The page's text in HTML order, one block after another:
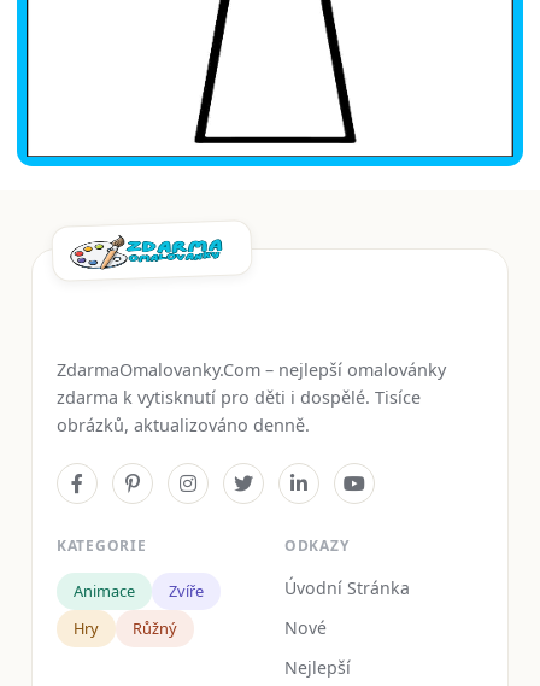
ZdarmaOmalovanky.Com – nejlepší omalovánky
zdarma k vytisknutí pro děti i dospělé. Tisíce
obrázků, aktualizováno denně.
KATEGORIE
Animace
Zvíře
Hry
Růžný
ODKAZY
Úvodní Stránka
Nové
Nejlepší